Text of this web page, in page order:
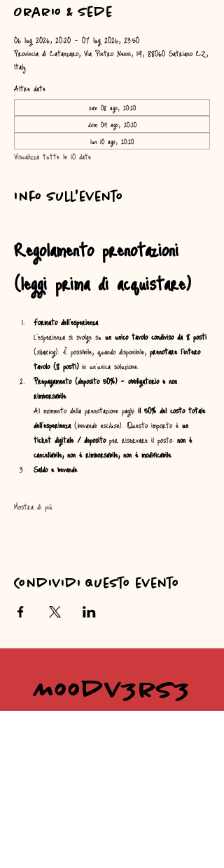
Orario & Sede
06 lug 2026, 20:20 – 07 lug 2026, 23:50
Provincia di Catanzaro, Via Pietro Nenni, 19, 88060 Satriano CZ,
Italy
Altre date
sab 08 ago, 20:20
dom 09 ago, 20:20
lun 10 ago, 20:20
Visualizza tutte le 10 date
Info sull'evento
Regolamento prenotazioni
(leggi prima di acquistare)
Formato dell’esperienza
L’esperienza si svolge su un unico tavolo condiviso da 8 posti
(sharing). È possibile, quando disponibile, prenotare l’intero
tavolo (8 posti) in un’unica soluzione.
Prepagamento (deposito 50%) – obbligatorio e non
rimborsabile
Al momento della prenotazione paghi il 50% del costo totale
dell’esperienza (bevande escluse). Questo importo è un
ticket digitale / deposito per riservare il posto: non è
cancellabile, non è rimborsabile, non è modificabile.
Saldo e bevande
Mostra di più
Condividi questo evento
Moodv3rs3